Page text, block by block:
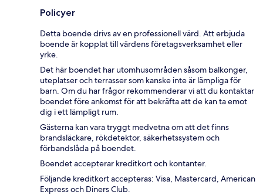
Policyer
Detta boende drivs av en professionell värd. Att erbjuda
boende är kopplat till värdens företagsverksamhet eller
yrke.
Det här boendet har utomhusområden såsom balkonger,
uteplatser och terrasser som kanske inte är lämpliga för
barn. Om du har frågor rekommenderar vi att du kontaktar
boendet före ankomst för att bekräfta att de kan ta emot
dig i ett lämpligt rum.
Gästerna kan vara tryggt medvetna om att det finns
brandsläckare, rökdetektor, säkerhetssystem och
förbandslåda på boendet.
Boendet accepterar kreditkort och kontanter.
Följande kreditkort accepteras: Visa, Mastercard, American
Express och Diners Club.